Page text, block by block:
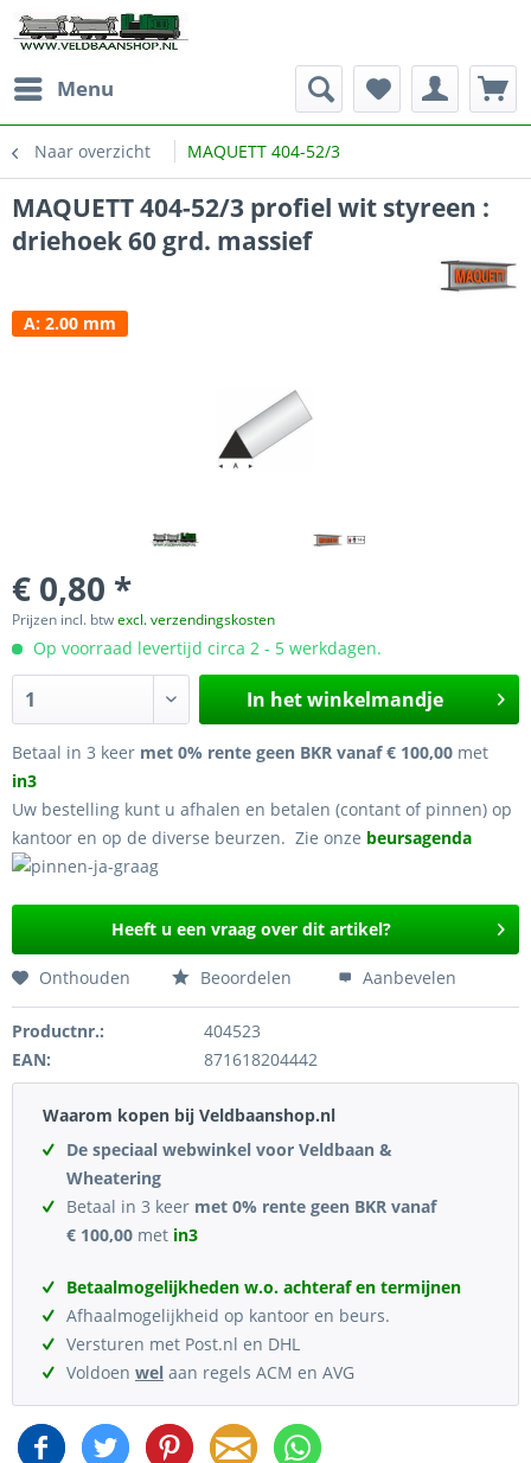
Menu
Naar overzicht MAQUETT 404-52/3
MAQUETT 404-52/3 profiel wit styreen :
driehoek 60 grd. massief
A: 2.00 mm
€ 0,80 *
Prijzen incl. btwexcl. verzendingskosten
Op voorraad levertijd circa 2 - 5 werkdagen.
In het winkelmandje
Betaal in 3 keer met 0% rente geen BKR vanaf € 100,00 met
in3
Uw bestelling kunt u afhalen en betalen (contant of pinnen) op
kantoor en op de diverse beurzen. Zie onze beursagenda
Heeft u een vraag over dit artikel?
Onthouden Beoordelen Aanbevelen
Productnr.:
404523
EAN:
871618204442
Waarom kopen bij Veldbaanshop.nl
De speciaal webwinkel voor Veldbaan &
Wheatering
Betaal in 3 keer met 0% rente geen BKR vanaf
€ 100,00 met in3
Betaalmogelijkheden w.o. achteraf en termijnen
Afhaalmogelijkheid op kantoor en beurs.
Versturen met Post.nl en DHL
Voldoen wel aan regels ACM en AVG